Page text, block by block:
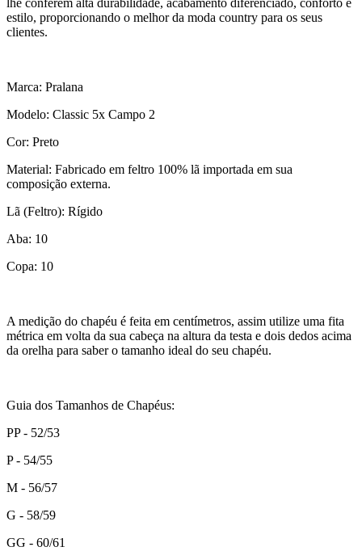
lhe conferem alta durabilidade, acabamento diferenciado, conforto e
estilo, proporcionando o melhor da moda country para os seus
clientes.
Marca: Pralana
Modelo: Classic 5x Campo 2
Cor: Preto
Material: Fabricado em feltro 100% lã importada em sua
composição externa.
Lã (Feltro): Rígido
Aba: 10
Copa: 10
A medição do chapéu é feita em centímetros, assim utilize uma fita
métrica em volta da sua cabeça na altura da testa e dois dedos acima
da orelha para saber o tamanho ideal do seu chapéu.
Guia dos Tamanhos de Chapéus:
PP - 52/53
P - 54/55
M - 56/57
G - 58/59
GG - 60/61